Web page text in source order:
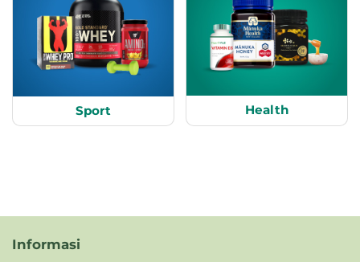
Sport Health
Informasi